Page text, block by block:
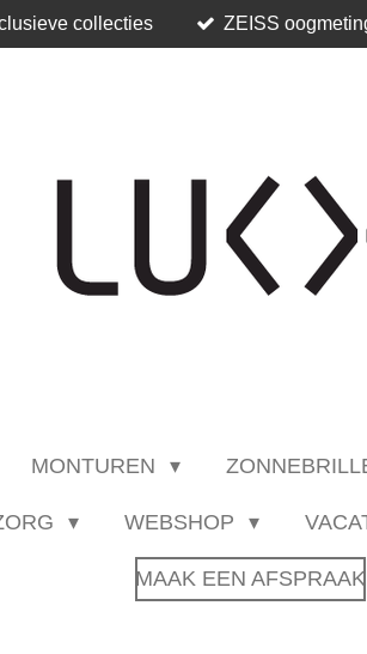
collecties ZEISS
MONTUREN
WEBSHOP
MAAK EEN AFSPRAAK